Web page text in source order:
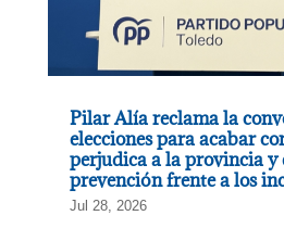
Pilar Alía reclama la
elecciones para acabar
perjudica a la provincia y
prevención frente a los
Jul 28, 2026